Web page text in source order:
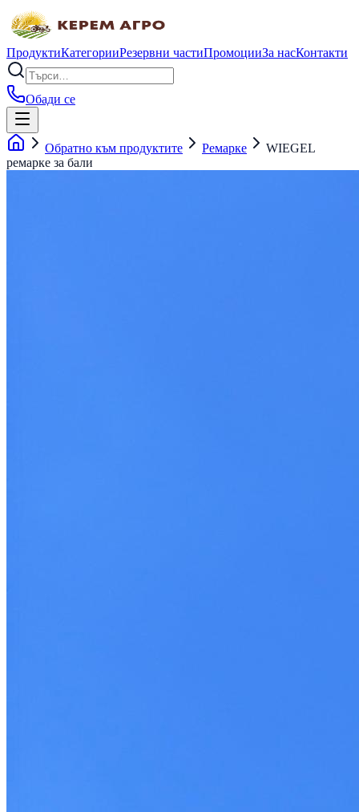
ПродуктиКатегорииРезервни частиПромоцииЗа насКонтакти
Обади се
Обратно към продуктите Ремарке
WIEGEL
ремарке за бали